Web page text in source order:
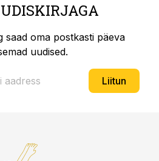
saad oma postkasti päeva
uudised.
Liitun